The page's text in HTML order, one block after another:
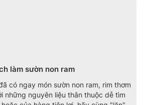
làm sườn non ram
có ngay món sườn non ram, rim thơm
những nguyên liệu thân thuộc dễ tìm